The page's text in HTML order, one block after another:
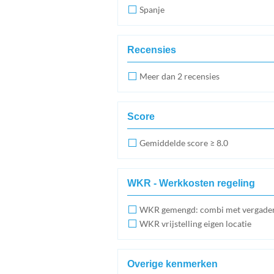
Spanje
Recensies
Meer dan 2 recensies
Score
Gemiddelde score ≥ 8.0
WKR - Werkkosten regeling
WKR gemengd: combi met
WKR vrijstelling eigen locatie
Overige kenmerken